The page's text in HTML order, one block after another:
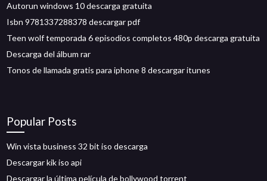
Autorun windows 10 descarga gratuita
Isbn 9781337288378 descargar pdf
Teen wolf temporada 6 episodios completos 480p descarga gratuita
Descarga del álbum rar
Tonos de llamada gratis para iphone 8 descargar itunes
Popular Posts
Win vista business 32 bit iso descarga
Descargar kik iso api
Descargar la última película de bollywood torrent